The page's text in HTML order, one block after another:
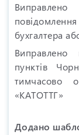
бухгалтера
Виправлено
пунктів
тимчасово
«КАТОТТГ»
Додано